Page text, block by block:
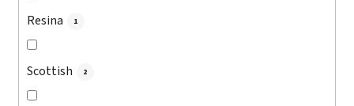
Resina 1
Scottish 2